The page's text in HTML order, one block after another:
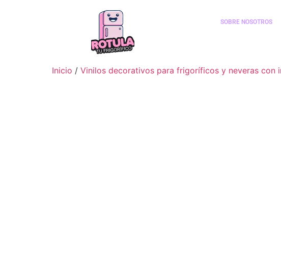
SOBRE NOSOTROS
Inicio / Vinilos decorativos para frigoríficos y neveras con